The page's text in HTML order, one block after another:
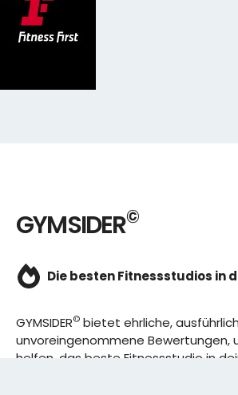
GYMSIDER©
Die besten Fitnessstudios in
GYMSIDER© bietet ehrliche,
unvoreingenommene Bewertungen,
helfen, das beste Fitnessstudio in